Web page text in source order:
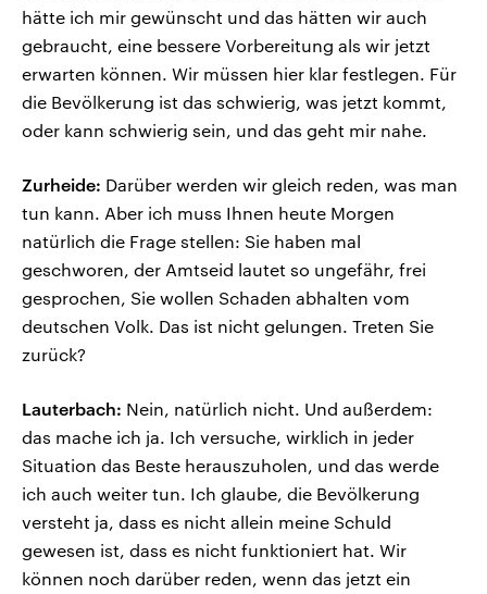
hätte ich mir gewünscht und das hätten wir auch
gebraucht, eine bessere Vorbereitung als wir jetzt
erwarten können. Wir müssen hier klar festlegen. Für
die Bevölkerung ist das schwierig, was jetzt kommt,
oder kann schwierig sein, und das geht mir nahe.
Zurheide: Darüber werden wir gleich reden, was man
tun kann. Aber ich muss Ihnen heute Morgen
natürlich die Frage stellen: Sie haben mal
geschworen, der Amtseid lautet so ungefähr, frei
gesprochen, Sie wollen Schaden abhalten vom
deutschen Volk. Das ist nicht gelungen. Treten Sie
zurück?
Lauterbach: Nein, natürlich nicht. Und außerdem:
das mache ich ja. Ich versuche, wirklich in jeder
Situation das Beste herauszuholen, und das werde
ich auch weiter tun. Ich glaube, die Bevölkerung
versteht ja, dass es nicht allein meine Schuld
gewesen ist, dass es nicht funktioniert hat. Wir
können noch darüber reden, wenn das jetzt ein